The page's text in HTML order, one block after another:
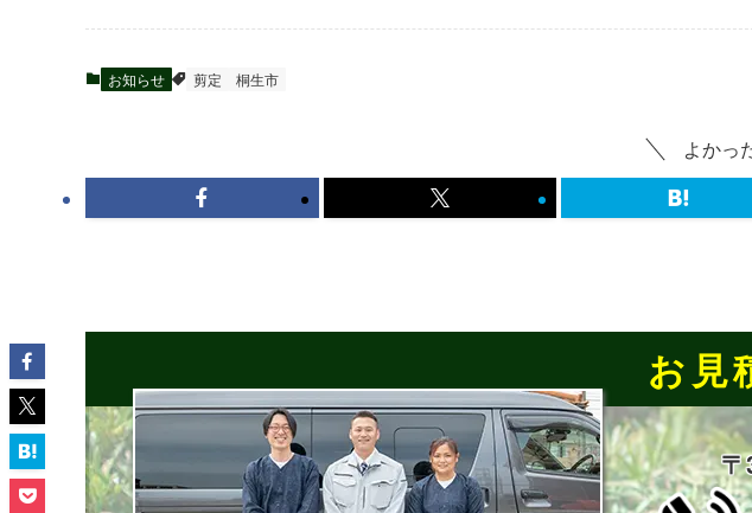
お知らせ 剪定 桐生市
よかっ
お見